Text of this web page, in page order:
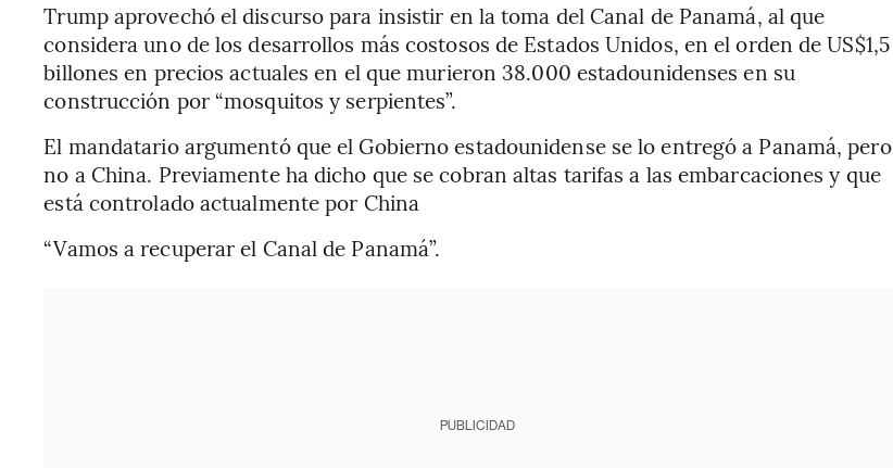
Trump aprovechó el discurso para insistir en la toma del Canal de Panamá, al que
considera uno de los desarrollos más costosos de Estados Unidos, en el orden de US$1,5
billones en precios actuales en el que murieron 38.000 estadounidenses en su
construcción por “mosquitos y serpientes”.
El mandatario argumentó que el Gobierno estadounidense se lo entregó a Panamá, pero
no a China. Previamente ha dicho que se cobran altas tarifas a las embarcaciones y que
está controlado actualmente por China
“Vamos a recuperar el Canal de Panamá”.
PUBLICIDAD